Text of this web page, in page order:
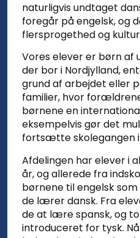
naturligvis undtaget
foregår på engelsk, og
flersprogethed og
Vores elever er børn af
der bor i Nordjylland,
grund af arbejdet eller
familier, hvor
børnene en
eksempelvis gør det
fortsætte skolegangen i
Afdelingen har elever i
år, og allerede fra
børnene til engelsk
de lærer dansk. Fra
de at lære spansk, og
introduceret for tysk.